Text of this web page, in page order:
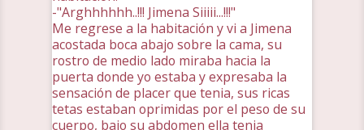
-"Arghhhhhh..!!! Jimena Siiiii...!!!"
Me regrese a la habitación y vi a Jimena
acostada boca abajo sobre la cama, su
rostro de medio lado miraba hacia la
puerta donde yo estaba y expresaba la
sensación de placer que tenia, sus ricas
tetas estaban oprimidas por el peso de su
cuerpo, bajo su abdomen ella tenia